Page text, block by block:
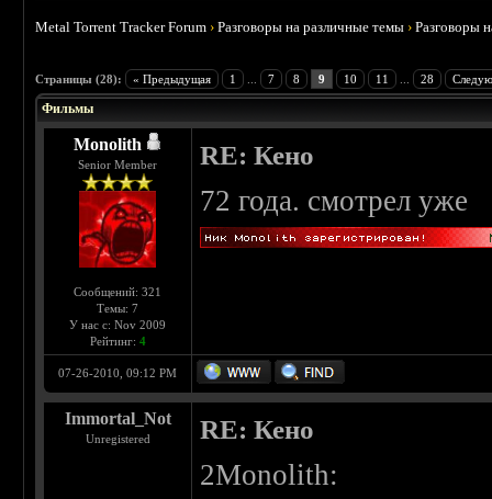
Metal Torrent Tracker Forum ›Разговоры на различные темы ›Разговоры
Страницы (28): « Предыдущая 1 7 8 9 10 11 28
Фильмы
Monolith
Senior Member
Сообщений: 321
Темы: 7
У нас с: Nov 2009
Рейтинг: 4
RE: Кено
72 года. смотрел уже
07-26-2010, 09:12 PM
Immortal_Not
Unregistered RE: Кено
2Monolith: